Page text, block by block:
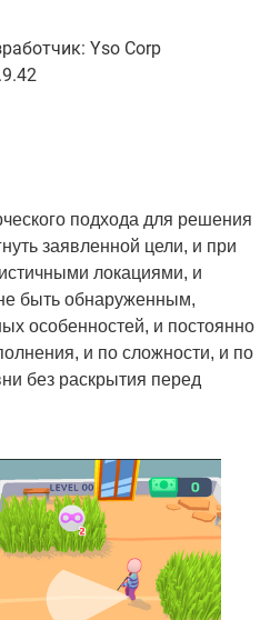
Yso Corp
подхода для решения
заявленной цели, и при
локациями, и
быть обнаруженным,
особенностей, и постоянно
и по сложности, и по
без раскрытия перед